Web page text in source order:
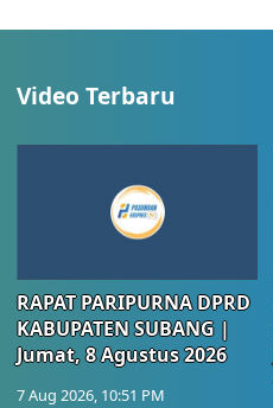
Video Terbaru
RAPAT PARIPURNA DPRD
KABUPATEN SUBANG |
Jumat, 8 Agustus 2026
7 Aug 2026, 10:51 PM